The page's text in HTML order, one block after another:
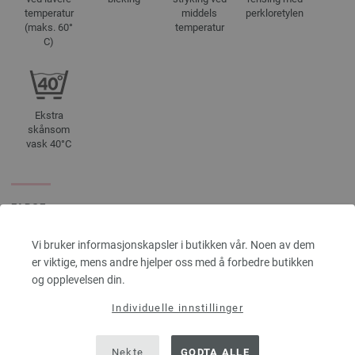
Vi bruker informasjonskapsler i butikken vår. Noen av dem
er viktige, mens andre hjelper oss med å forbedre butikken
og opplevelsen din.
Individuelle innstillinger
Nekte GODTA ALLE
temperatur
(maks. 60°
C)
middels
temperatur
perkloretylen
Ekstra
skånsom
vask 40°C
FARGE
7042-lilla/orkide/ecru/turkis/petrol/gul | EAN: 4033493367318
7043-lys grå/ musegrå/ rosa/
lys rød/creme/gul/grå/grønn/turkis | EAN: 4033493367349
myk grønn/ecru/ turkis/mørk grå/pink/